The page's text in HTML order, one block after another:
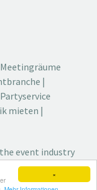
×
|
mieten |
event industry
mehr